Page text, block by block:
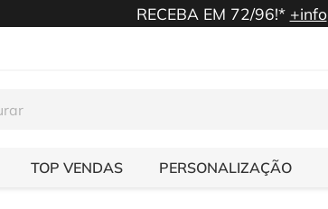
RECEBA EM 72/96!* +info
TOP VENDAS PERSONALIZAÇÃO